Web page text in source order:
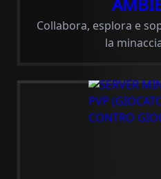
Collabora, esplora e
la